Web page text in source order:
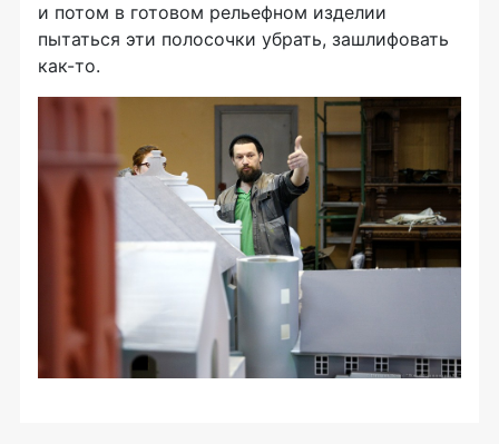
и потом в готовом рельефном изделии
пытаться эти полосочки убрать, зашлифовать
как-то.